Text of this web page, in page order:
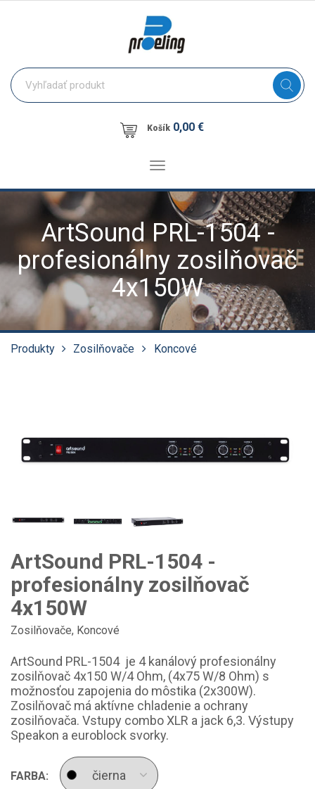
Košík 0,00 €
Toggle
ArtSound PRL-1504 -
profesionálny zosilňovač
4x150W
Produkty Zosilňovače Koncové
ArtSound PRL-1504 -
profesionálny zosilňovač
4x150W
Zosilňovače, Koncové
ArtSound PRL-1504 je 4 kanálový profesionálny
zosilňovač 4x150 W/4 Ohm, (4x75 W/8 Ohm) s
možnosťou zapojenia do môstika (2x300W).
Zosilňovač má aktívne chladenie a ochrany
zosilňovača. Vstupy combo XLR a jack 6,3. Výstupy
Speakon a euroblock svorky.
FARBA: